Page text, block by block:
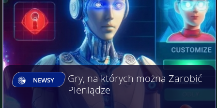
NEWSY
Gry, na których można Zarobić
Pieniądze